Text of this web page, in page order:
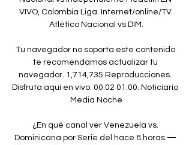
VIVO, Colombia Liga. Internet/online/TV
Atlético Nacional vs DIM.
Tu navegador no soporta este contenido
te recomendamos actualizar tu
navegador. 1,714,735 Reproducciones.
Disfruta aquí en vivo: 00:02 01:00. Noticiario
Media Noche
¿En qué canal ver Venezuela vs.
Dominicana por Serie del hace 8 horas —